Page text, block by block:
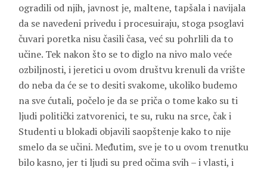
ogradili od njih, javnost je, maltene, tapšala i navijala
da se navedeni privedu i procesuiraju, stoga psoglavi
čuvari poretka nisu časili časa, već su pohrlili da to
učine. Tek nakon što se to diglo na nivo malo veće
ozbiljnosti, i jeretici u ovom društvu krenuli da vrište
do neba da će se to desiti svakome, ukoliko budemo
na sve ćutali, počelo je da se priča o tome kako su ti
ljudi politički zatvorenici, te su, ruku na srce, čak i
Studenti u blokadi objavili saopštenje kako to nije
smelo da se učini. Međutim, sve je to u ovom trenutku
bilo kasno, jer ti ljudi su pred očima svih – i vlasti, i